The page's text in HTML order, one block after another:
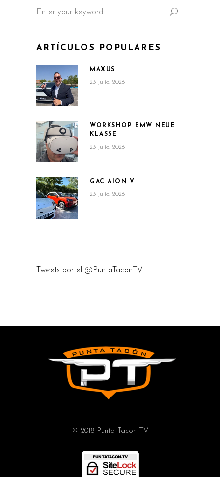
for:
ARTÍCULOS POPULARES
MAXUS
23 julio, 2026
WORKSHOP BMW NEUE
KLASSE
23 julio, 2026
GAC AION V
23 julio, 2026
Tweets por el @PuntaTaconTV.
© 2018 Punta Tacon TV